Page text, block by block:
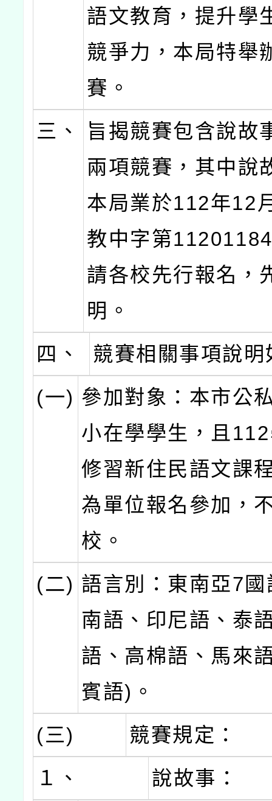
語文教育，提升學
競爭力，本局特舉
賽。
三、
旨揭競賽包含說故
兩項競賽，其中說
本局業於112年12
教中字第
請各校先行報名，
明。
四、
競賽相關事項說明
(一) 參加對象：本市公
小在學學生，且
修習新住民語文課
為單位報名參加，
校。
(二) 語言別：東南亞7
南語、印尼語、泰
語、高棉語、馬來
賓語)。
(三)
競賽規定：
１、
說故事：